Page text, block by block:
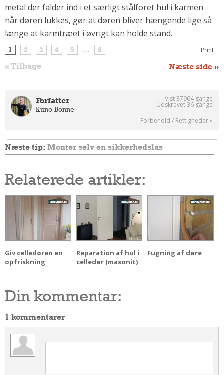
metal der falder ind i et særligt stålforet hul i karmen
når døren lukkes, gør at døren bliver hængende lige så
længe at karmtræet i øvrigt kan holde stand.
1 2 3 4 5 ... 8
« Tilbage Næste side »
Print
Forfatter
Kuno Bonne
Vist 37964 gange
Udskrevet 36 gange
Forbehold / Rettigheder »
Næste tip: Monter selv en sikkerhedslås
Relaterede artikler:
Giv celledøren en
opfriskning
Reparation af hul i
celledør (masonit)
Fugning af døre
Din kommentar:
1 kommentarer